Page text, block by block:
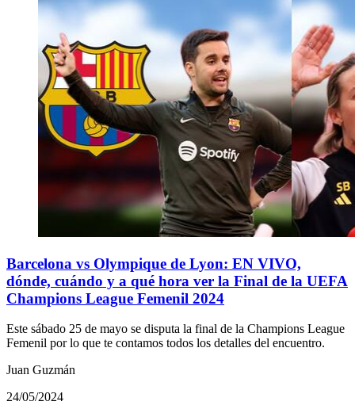
Barcelona vs Olympique de Lyon: EN VIVO,
dónde, cuándo y a qué hora ver la Final de la UEFA
Champions League Femenil 2024
Este sábado 25 de mayo se disputa la final de la Champions League
Femenil por lo que te contamos todos los detalles del encuentro.
Juan Guzmán
24/05/2024